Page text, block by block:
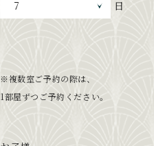
日
※複数室ご予約の際は、
1部屋ずつご予約ください。